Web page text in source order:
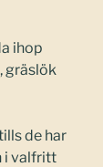
ihop
gräslök
de har
i valfritt